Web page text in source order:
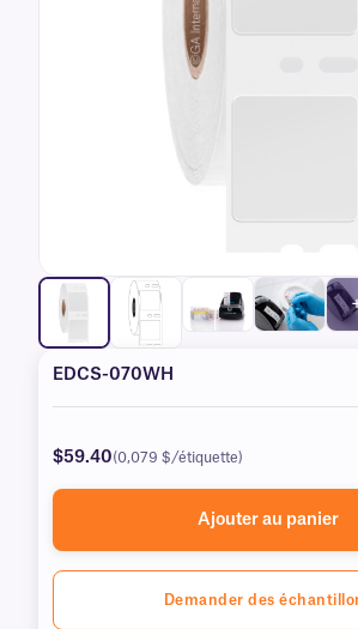
EDCS-070WH
$59.40(0,079 $/étiquette)
Ajouter au panier
Demander des